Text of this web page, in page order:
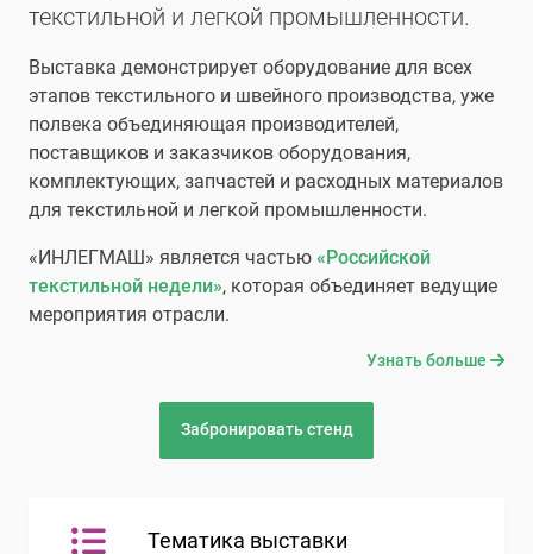
текстильной и легкой промышленности.
Выставка демонстрирует оборудование для всех
этапов текстильного и швейного производства, уже
полвека объединяющая производителей,
поставщиков и заказчиков оборудования,
комплектующих, запчастей и расходных материалов
для текстильной и легкой промышленности.
«ИНЛЕГМАШ» является частью «Российской
текстильной недели», которая объединяет ведущие
мероприятия отрасли.
Узнать больше
Забронировать стенд
Тематика выставки